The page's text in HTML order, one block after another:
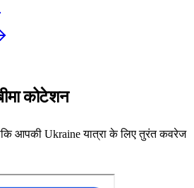
कोटेशन
आपकी Ukraine यात्रा के लिए तुरंत कवरेज